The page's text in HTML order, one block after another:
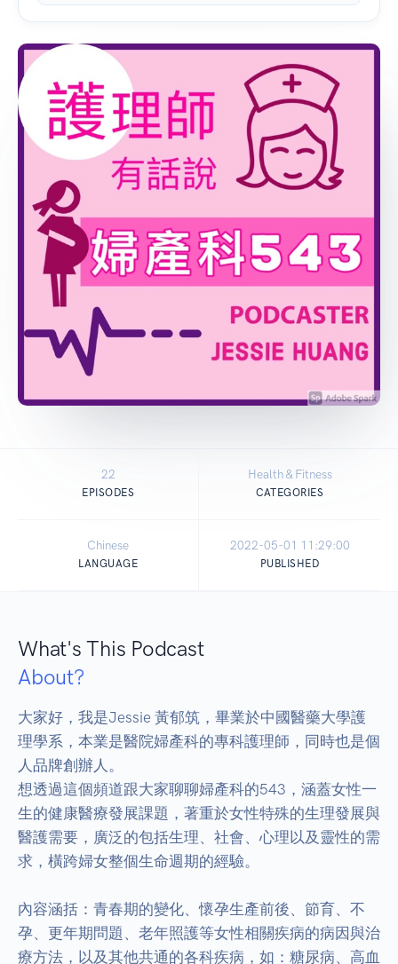
22
EPISODES
Health & Fitness
CATEGORIES
Chinese
LANGUAGE
2022-05-01 11:29:00
PUBLISHED
What's This Podcast
About?
大家好，我是Jessie 黃郁筑，畢業於中國醫藥大學護
理學系，本業是醫院婦產科的專科護理師，同時也是個
人品牌創辦人。
想透過這個頻道跟大家聊聊婦產科的543，涵蓋女性一
生的健康醫療發展課題，著重於女性特殊的生理發展與
醫護需要，廣泛的包括生理、社會、心理以及靈性的需
求，橫跨婦女整個生命週期的經驗。
內容涵括：青春期的變化、懷孕生產前後、節育、不
孕、更年期問題、老年照護等女性相關疾病的病因與治
療方法，以及其他共通的各科疾病，如：糖尿病、高血